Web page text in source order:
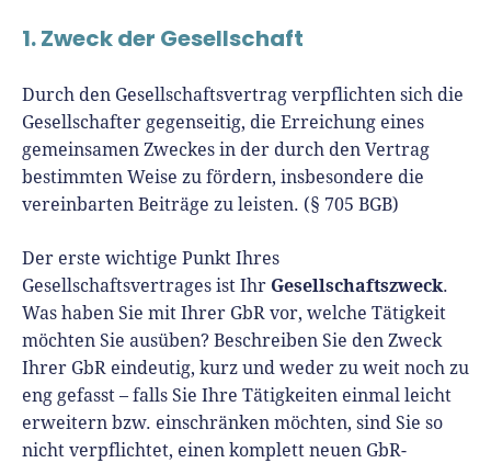
1. Zweck der Gesellschaft
Durch den Gesellschaftsvertrag verpflichten sich die
Gesellschafter gegenseitig, die Erreichung eines
gemeinsamen Zweckes in der durch den Vertrag
bestimmten Weise zu fördern, insbesondere die
vereinbarten Beiträge zu leisten. (§ 705 BGB)
Der erste wichtige Punkt Ihres
Gesellschaftsvertrages ist Ihr Gesellschaftszweck.
Was haben Sie mit Ihrer GbR vor, welche Tätigkeit
möchten Sie ausüben? Beschreiben Sie den Zweck
Ihrer GbR eindeutig, kurz und weder zu weit noch zu
eng gefasst – falls Sie Ihre Tätigkeiten einmal leicht
erweitern bzw. einschränken möchten, sind Sie so
nicht verpflichtet, einen komplett neuen GbR-